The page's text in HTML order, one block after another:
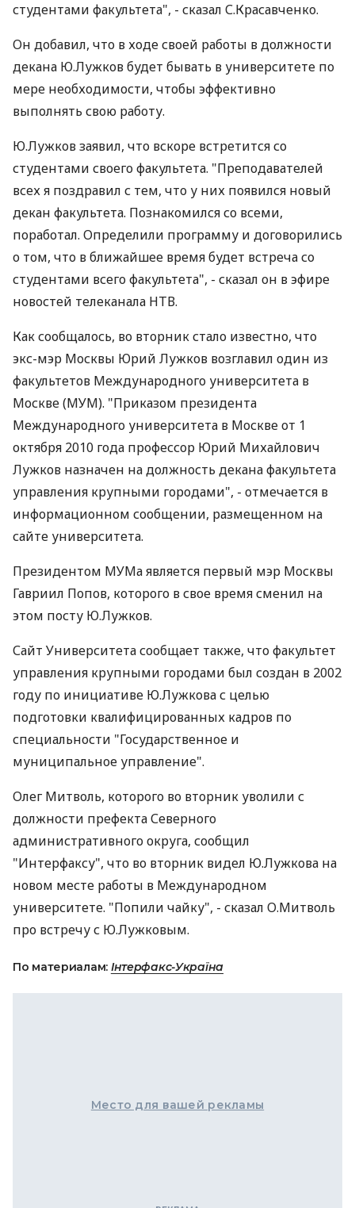
студентами факультета", - сказал С.Красавченко.
Он добавил, что в ходе своей работы в должности
декана Ю.Лужков будет бывать в университете по
мере необходимости, чтобы эффективно
выполнять свою работу.
Ю.Лужков заявил, что вскоре встретится со
студентами своего факультета. "Преподавателей
всех я поздравил с тем, что у них появился новый
декан факультета. Познакомился со всеми,
поработал. Определили программу и договорились
о том, что в ближайшее время будет встреча со
студентами всего факультета", - сказал он в эфире
новостей телеканала НТВ.
Как сообщалось, во вторник стало известно, что
экс-мэр Москвы Юрий Лужков возглавил один из
факультетов Международного университета в
Москве (МУМ). "Приказом президента
Международного университета в Москве от 1
октября 2010 года профессор Юрий Михайлович
Лужков назначен на должность декана факультета
управления крупными городами", - отмечается в
информационном сообщении, размещенном на
сайте университета.
Президентом МУМа является первый мэр Москвы
Гавриил Попов, которого в свое время сменил на
этом посту Ю.Лужков.
Сайт Университета сообщает также, что факультет
управления крупными городами был создан в 2002
году по инициативе Ю.Лужкова с целью
подготовки квалифицированных кадров по
специальности "Государственное и
муниципальное управление".
Олег Митволь, которого во вторник уволили с
должности префекта Северного
административного округа, сообщил
"Интерфаксу", что во вторник видел Ю.Лужкова на
новом месте работы в Международном
университете. "Попили чайку", - сказал О.Митволь
про встречу с Ю.Лужковым.
По материалам: Інтерфакс-Україна
Место для вашей рекламы